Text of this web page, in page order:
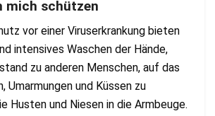
mich schützen
vor einer Viruserkrankung bieten
intensives Waschen der Hände,
zu anderen Menschen, auf das
Umarmungen und Küssen zu
Husten und Niesen in die Armbeuge.